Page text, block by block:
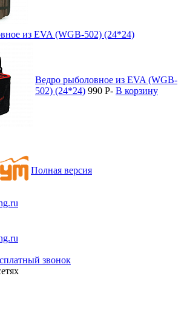
из EVA (WGB-502) (24*24)
Ведро рыболовное из EVA (WGB-
502) (24*24) 990 P- В корзину
Полная версия
звонок